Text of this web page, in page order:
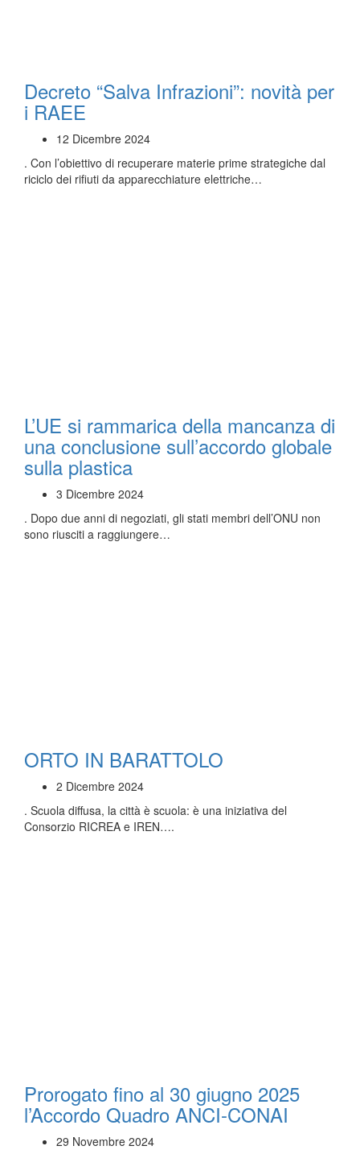
Decreto “Salva Infrazioni”: novità per
i RAEE
12 Dicembre 2024
. Con l’obiettivo di recuperare materie prime strategiche dal
riciclo dei rifiuti da apparecchiature elettriche…
L’UE si rammarica della mancanza di
una conclusione sull’accordo globale
sulla plastica
3 Dicembre 2024
. Dopo due anni di negoziati, gli stati membri dell’ONU non
sono riusciti a raggiungere…
ORTO IN BARATTOLO
2 Dicembre 2024
. Scuola diffusa, la città è scuola: è una iniziativa del
Consorzio RICREA e IREN….
Prorogato fino al 30 giugno 2025
l’Accordo Quadro ANCI-CONAI
29 Novembre 2024